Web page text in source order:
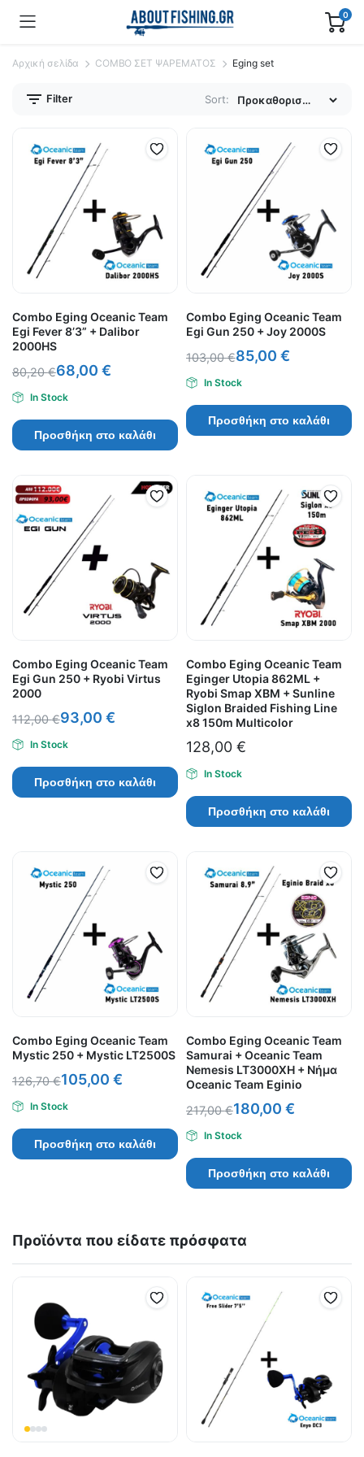
0
Αρχική σελίδα COMBO ΣΕΤ ΨΑΡΕΜΑΤΟΣ Eging set
Filter Sort:
Combo Eging Oceanic Team
Egi Fever 8’3” + Dalibor
2000HS
80,20€68,00 €
In Stock
Προσθήκη στο καλάθι
Combo Eging Oceanic Team
Egi Gun 250 + Joy 2000S
103,00€85,00 €
In Stock
Προσθήκη στο καλάθι
Combo Eging Oceanic Team
Egi Gun 250 + Ryobi Virtus
2000
112,00€93,00 €
In Stock
Προσθήκη στο καλάθι
Combo Eging Oceanic Team
Eginger Utopia 862ML +
Ryobi Smap XBM + Sunline
Siglon Braided Fishing Line
x8 150m Multicolor
128,00 €
In Stock
Προσθήκη στο καλάθι
Combo Eging Oceanic Team
Mystic 250 + Mystic LT2500S
126,70€105,00 €
In Stock
Προσθήκη στο καλάθι
Combo Eging Oceanic Team
Samurai + Oceanic Team
Nemesis LT3000XH + Nήμα
Oceanic Team Eginio
217,00€180,00 €
In Stock
Προσθήκη στο καλάθι
Προϊόντα που είδατε πρόσφατα